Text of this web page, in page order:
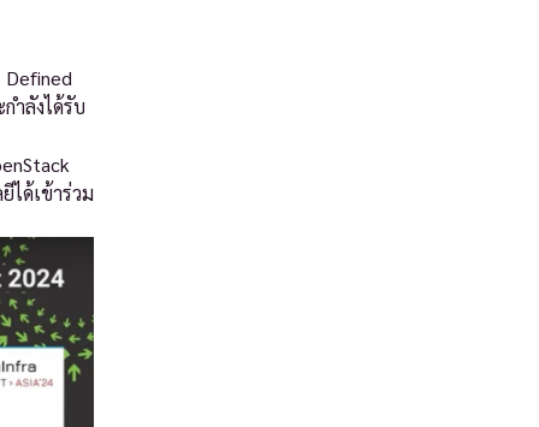
Defined
ำลังได้รับ
ได้เข้าร่วม